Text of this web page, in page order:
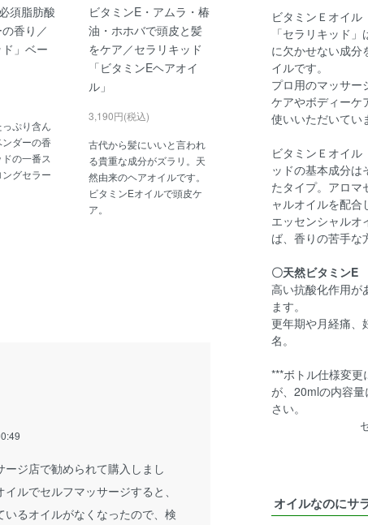
ビタミンＥオイル
「セラリキッド
に欠かせない成分
イルです。
プロ用のマッサー
ケアやボディーケ
使いいただいてい
ビタミンＥオイル
ッドの基本成分
たタイプ。アロマ
ャルオイルを配合
エッセンシャルオ
ば、香りの苦手な
〇天然ビタミンE
高い抗酸化作用が
ます。
更年期や月経痛、
名。
***ボトル仕様変
が、20mlの内容
さい。
オイルなのにサ
須脂肪酸
香り／
ド」ベー
ぷり含ん
ダーの香
の一番ス
グセラー
ビタミンE・アムラ・椿
油・ホホバで頭皮と髪
をケア／セラリキッド
「ビタミンEヘアオイ
ル」
3,190円(税込)
古代から髪にいいと言われ
る貴重な成分がズラリ。天
然由来のヘアオイルです。
ビタミンEオイルで頭皮ケ
ア。
ジ店で勧められて購入しまし
ルでセルフマッサージすると、
るオイルがなくなったので、検